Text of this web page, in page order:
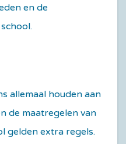
en de
allemaal houden aan
de maatregelen van
gelden extra regels.